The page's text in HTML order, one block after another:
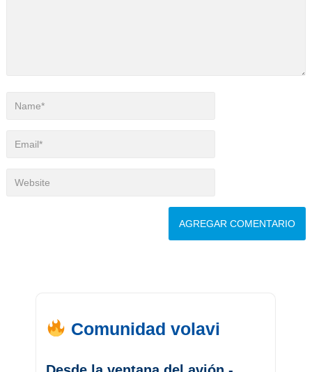
Comunidad volavi